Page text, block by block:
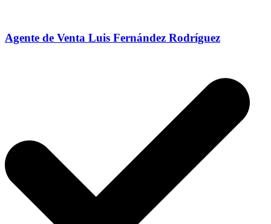
Agente de Venta Luis Fernández Rodríguez